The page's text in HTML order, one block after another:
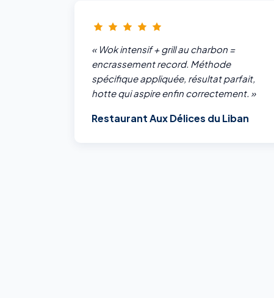
« Wok intensif + grill au charbon =
encrassement record. Méthode
spécifique appliquée, résultat parfait,
hotte qui aspire enfin correctement. »
Restaurant Aux Délices du Liban